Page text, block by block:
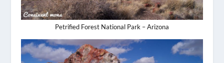
Petrified Forest National Park – Arizona